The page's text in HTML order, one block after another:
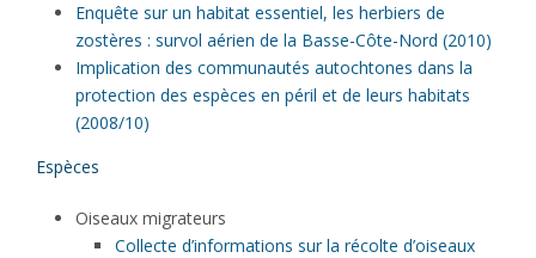
Enquête sur un habitat essentiel, les herbiers de
zostères : survol aérien de la Basse-Côte-Nord (2010)
Implication des communautés autochtones dans la
protection des espèces en péril et de leurs habitats
(2008/10)
Espèces
Oiseaux migrateurs
Collecte d’informations sur la récolte d’oiseaux